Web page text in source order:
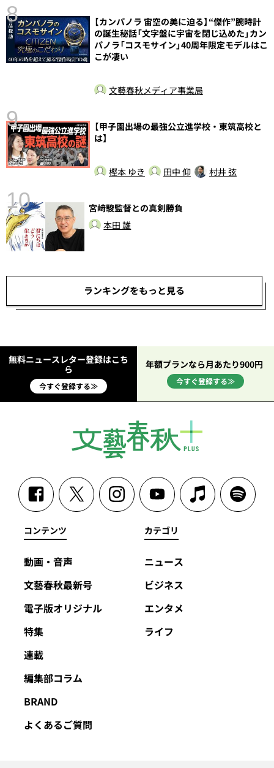
8
【カンパノラ 宙空の美に迫る】“傑作”腕時計
の誕生秘話「文字盤に宇宙を閉じ込めた」カン
パノラ「コスモサイン」40周年限定モデルはこ
こが凄い
文藝春秋メディア事業局
9
【甲子園出場の最強公立進学校・東筑高校と
は】
樫本 ゆき 田中 仰 村井 弦
10
宮﨑駿監督との真剣勝負
本田 雄
ランキングをもっと見る
無料ニュースレター登録はこち
ら
今すぐ登録する≫
年額プランなら月あたり900円
今すぐ登録する≫
コンテンツ
動画・音声
文藝春秋最新号
電子版オリジナル
特集
連載
編集部コラム
BRAND
よくあるご質問
カテゴリ
ニュース
ビジネス
エンタメ
ライフ